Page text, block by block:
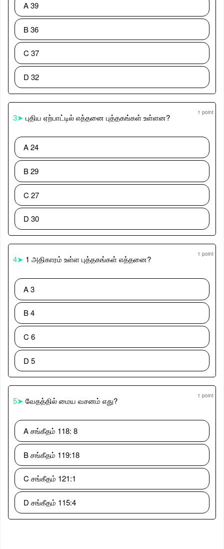
A 39
B 36
C 37
D 32
3➤ புதிய ஏற்பாட்டில் எத்தனை புத்தகங்கள் உள்ளன? 1 point
A 24
B 29
C 27
D 30
4➤ 1 அதிகாரம் உள்ள புத்தகங்கள் எத்தனை? 1 point
A 3
B 4
C 6
D 5
5➤ வேதத்தில் மைய வசனம் எது? 1 point
A சங்கீதம் 118: 8
B சங்கீதம் 119:18
C சங்கீதம் 121:1
D சங்கீதம் 115:4